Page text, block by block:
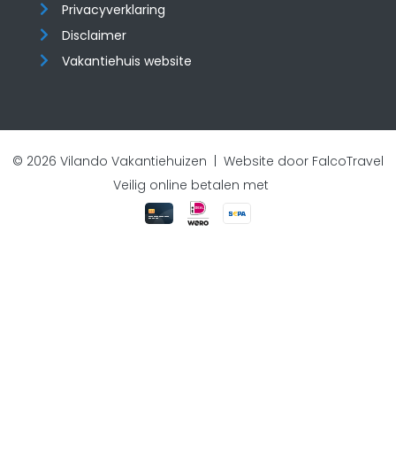
Privacyverklaring
Disclaimer
Vakantiehuis website
© 2026 Vilando Vakantiehuizen | Website door FalcoTravel
Veilig online betalen met